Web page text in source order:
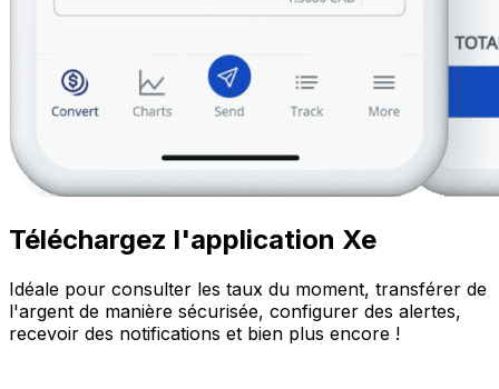
Téléchargez l'application Xe
Idéale pour consulter les taux du moment, transférer de
l'argent de manière sécurisée, configurer des alertes,
recevoir des notifications et bien plus encore !